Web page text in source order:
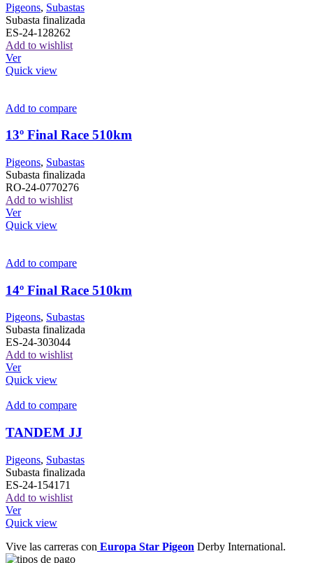
Pigeons, Subastas
Subasta finalizada
ES-24-128262
Add to wishlist
Ver
Quick view
Add to compare
13º Final Race 510km
Pigeons, Subastas
Subasta finalizada
RO-24-0770276
Add to wishlist
Ver
Quick view
Add to compare
14º Final Race 510km
Pigeons, Subastas
Subasta finalizada
ES-24-303044
Add to wishlist
Ver
Quick view
Add to compare
TANDEM JJ
Pigeons, Subastas
Subasta finalizada
ES-24-154171
Add to wishlist
Ver
Quick view
Vive las carreras con Europa Star Pigeon Derby International.